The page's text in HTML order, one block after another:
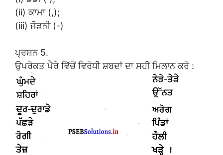
(ii) ਕਾਮਾ (,);
(iii) ਜੋੜਨੀ (-)
ਪ੍ਰਸ਼ਨ 5.
ਉਪਰੋਕਤ ਪੈਰੇ ਵਿੱਚੋਂ ਵਿਰੋਧੀ ਸ਼ਬਦਾਂ ਦਾ ਸਹੀ ਮਿਲਾਨ ਕਰੋ :